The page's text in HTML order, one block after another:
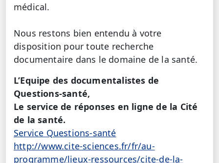
médical.
Nous restons bien entendu à votre
disposition pour toute recherche
documentaire dans le domaine de la santé.
L’Equipe des documentalistes de
Questions-santé,
Le service de réponses en ligne de la Cité
de la santé.
Service Questions-santé
http://www.cite-sciences.fr/fr/au-
programme/lieux-ressources/cite-de-la-